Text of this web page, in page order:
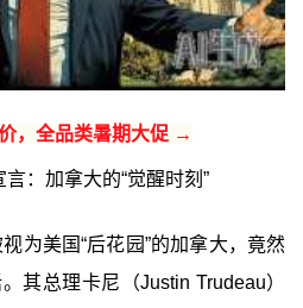
，全品类暑期大促 →
：加拿大的“觉醒时刻”
为美国“后花园”的加拿大，竟然
其总理卡尼（Justin Trudeau）